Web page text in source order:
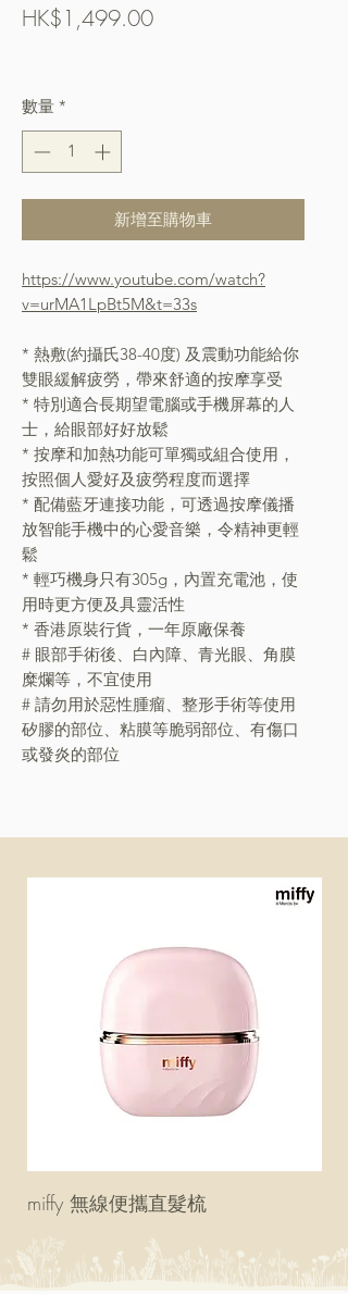
HK$1,499.00價
數量 *
新增至購物車
https://www.youtube.com/watch?
v=urMA1LpBt5M&t=33s
* 熱敷(約攝氏38-40度) 及震動功能給你
雙眼緩解疲勞，帶來舒適的按摩享受
* 特別適合長期望電腦或手機屏幕的人
士，給眼部好好放鬆
* 按摩和加熱功能可單獨或組合使用，
按照個人愛好及疲勞程度而選擇
* 配備藍牙連接功能，可透過按摩儀播
放智能手機中的心愛音樂，令精神更輕
鬆
* 輕巧機身只有305g，內置充電池，使
用時更方便及具靈活性
* 香港原裝行貨，一年原廠保養
# 眼部手術後、白內障、青光眼、角膜
糜爛等，不宜使用
# 請勿用於惡性腫瘤、整形手術等使用
矽膠的部位、粘膜等脆弱部位、有傷口
或發炎的部位
miffy 無線便攜直髮梳